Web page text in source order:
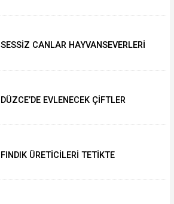
SESSİZ CANLAR HAYVANSEVERLERİ
DÜZCE’DE EVLENECEK ÇİFTLER
FINDIK ÜRETİCİLERİ TETİKTE